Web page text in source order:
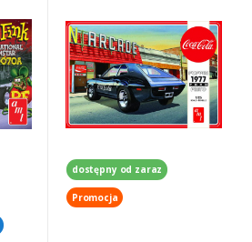
dostępny od zaraz
Promocja